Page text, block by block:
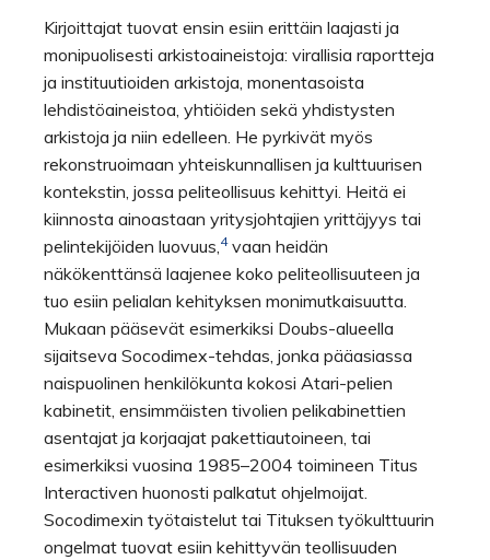
Kirjoittajat tuovat ensin esiin erittäin laajasti ja
monipuolisesti arkistoaineistoja: virallisia raportteja
ja instituutioiden arkistoja, monentasoista
lehdistöaineistoa, yhtiöiden sekä yhdistysten
arkistoja ja niin edelleen. He pyrkivät myös
rekonstruoimaan yhteiskunnallisen ja kulttuurisen
kontekstin, jossa peliteollisuus kehittyi. Heitä ei
kiinnosta ainoastaan yritysjohtajien yrittäjyys tai
pelintekijöiden luovuus,4vaan heidän
näkökenttänsä laajenee koko peliteollisuuteen ja
tuo esiin pelialan kehityksen monimutkaisuutta.
Mukaan pääsevät esimerkiksi Doubs-alueella
sijaitseva Socodimex-tehdas, jonka pääasiassa
naispuolinen henkilökunta kokosi Atari-pelien
kabinetit, ensimmäisten tivolien pelikabinettien
asentajat ja korjaajat pakettiautoineen, tai
esimerkiksi vuosina 1985–2004 toimineen Titus
Interactiven huonosti palkatut ohjelmoijat.
Socodimexin työtaistelut tai Tituksen työkulttuurin
ongelmat tuovat esiin kehittyvän teollisuuden